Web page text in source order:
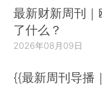
最新财新周刊
了什么？
2026年08月09日
{{最新周刊导播